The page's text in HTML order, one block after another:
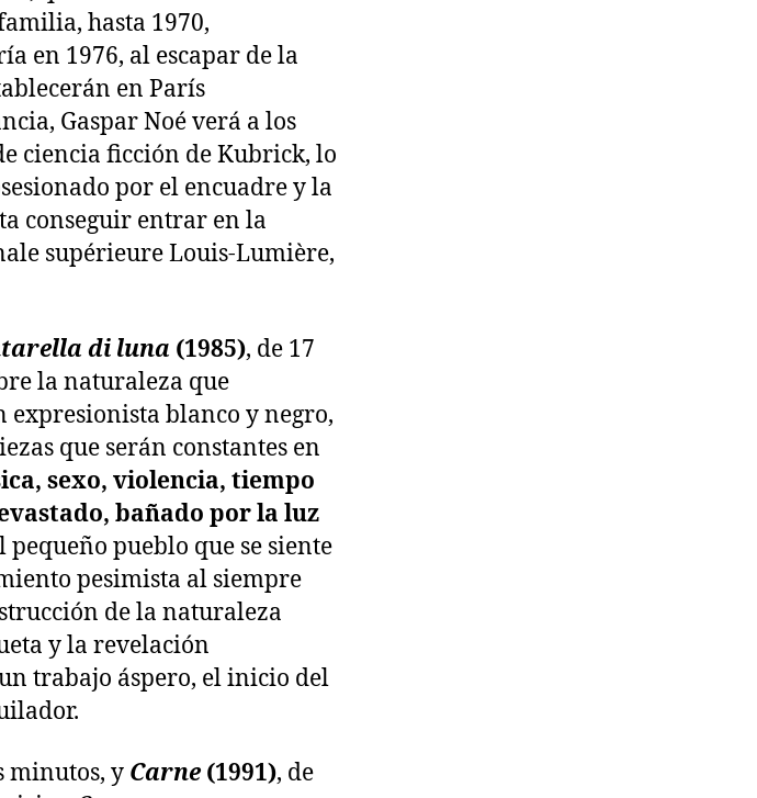
hasta 1970,
en 1976, al escapar de la
en París
Gaspar Noé verá a los
ciencia ficción de Kubrick, lo
por el encuadre y la
conseguir entrar en la
supérieure Louis-Lumière,
di luna (1985), de 17
la naturaleza que
expresionista blanco y negro,
que serán constantes en
sexo, violencia, tiempo
bañado por la luz
pequeño pueblo que se siente
pesimista al siempre
de la naturaleza
y la revelación
trabajo áspero, el inicio del
minutos, y Carne (1991), de